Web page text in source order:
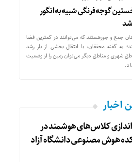
گوجه‌فرنگی شبیه به انگور
شد
جمع و جورهستند که می‌توانند در کمترین فضا
به گفته محققان، با انتقال بخشی از بار رشد
شهری و مناطق دیگر می‌توان زمین را از وضعیت
اخبار
کلاس‌های هوشمند در
هوش مصنوعی دانشگاه آزاد